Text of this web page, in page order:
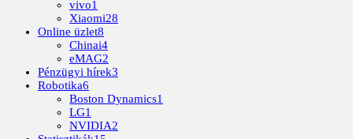
vivo1
Xiaomi28
Online üzlet8
Chinai4
eMAG2
Pénzügyi hírek3
Robotika6
Boston Dynamics1
LG1
NVIDIA2